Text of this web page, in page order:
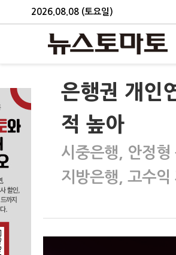
2026.08.08 (토요일)
은행권 개인
적 높아
시중은행, 안정형
지방은행, 고수익